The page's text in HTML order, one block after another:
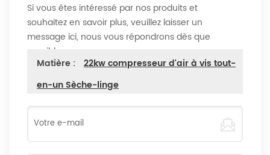
Si vous êtes intéressé par nos produits et
souhaitez en savoir plus, veuillez laisser un
message ici, nous vous répondrons dès que
possible
Matière :
22kw compresseur d'air à vis tout-
en-un Sèche-linge